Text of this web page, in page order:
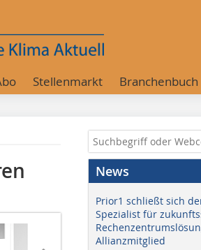
Stellenmarkt Branchenbuch
News
Prior1 schließt sich
Spezialist für
Allianzmitglied